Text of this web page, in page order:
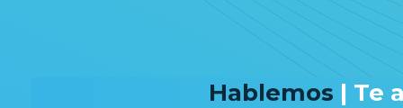
Hablemos | Te